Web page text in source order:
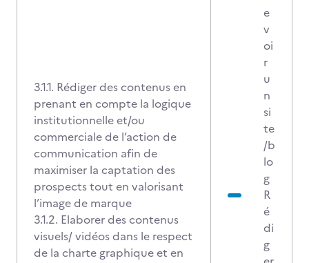
3.1.1. Rédiger des contenus en
prenant en compte la logique
institutionnelle et/ou
commerciale de l’action de
communication afin de
maximiser la captation des
prospects tout en valorisant
l’image de marque
3.1.2. Elaborer des contenus
visuels/ vidéos dans le respect
de la charte graphique et en
e
v
oi
r
u
n
si
te
/b
lo
g
R
é
di
g